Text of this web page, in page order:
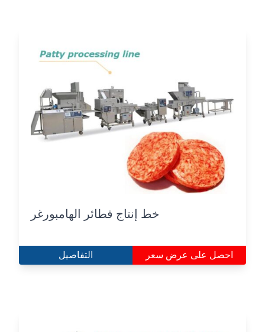
خط إنتاج فطائر الهامبورغر
التفاصيل احصل على عرض سعر